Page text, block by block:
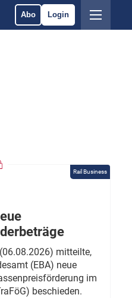
Abo Login
Rail Business
mitteilte,
(EBA) neue
im
beschieden.